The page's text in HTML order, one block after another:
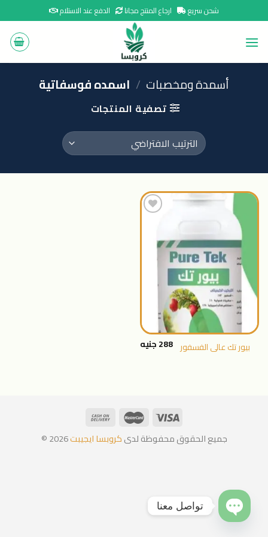
to
content
شحن سريع ارجاع المنتج مجانا الدفع عند الاستلام
أسمدة ومخصبات / اسمده فوسفاتية
تصفية المنتجات
اضافة
المنتجات
بيور تك عالى الفسفور 288جنيه
جميع الحقوق محفوظة لدىكروبسا ايجيبت2026 ©
تواصل معنا